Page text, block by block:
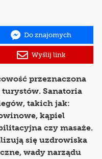
Do znajomych
Wyślij link
przeznaczona
Sanatoria
takich jak:
kąpiel
czy masaże.
się uzdrowiska
wady narządu